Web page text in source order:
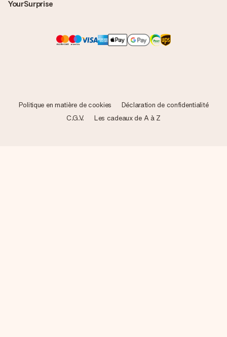
YourSurprise
Politique en matière de cookies
Déclaration de confidentialité
C.G.V.
Les cadeaux de A à Z